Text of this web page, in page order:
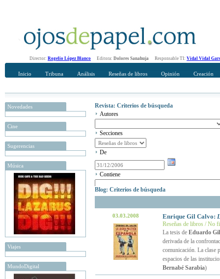
Director: Rogelio López Blanco Editora: Dolores Sanahuja Responsable TI: Vidal Vidal
Inicio Tribuna Análisis Reseñas de libros Opinión Creación
Novedades
Cine
Sugerencias
Música
Viajes
MundoDigital
Revista: Criterios de búsqueda
Autores
Secciones
De
Contiene
Blog: Criterios de búsqueda
03.03.2008 Enrique Gil Calvo:
Reseñas de libros / No
La tesis de Eduardo
derivada de la
comunicación. La clase
espacios de las
Bernabé Sarabia)